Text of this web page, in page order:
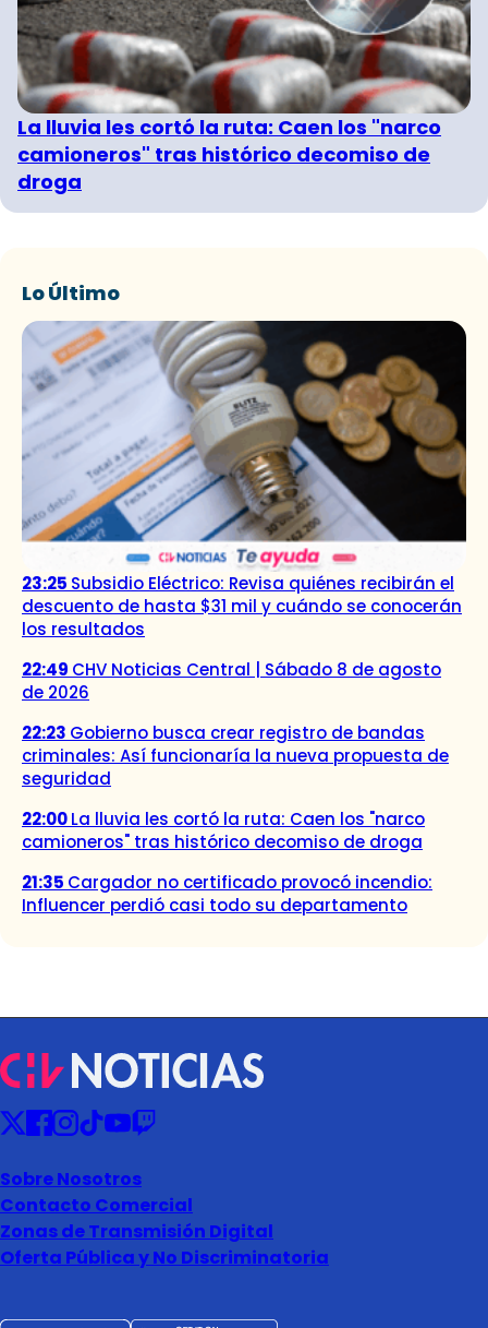
La lluvia les cortó la ruta: Caen los "narco
camioneros" tras histórico decomiso de
droga
Lo Último
23:25 Subsidio Eléctrico: Revisa quiénes recibirán el
descuento de hasta $31 mil y cuándo se conocerán
los resultados
22:49 CHV Noticias Central | Sábado 8 de agosto
de 2026
22:23 Gobierno busca crear registro de bandas
criminales: Así funcionaría la nueva propuesta de
seguridad
22:00La lluvia les cortó la ruta: Caen los "narco
camioneros" tras histórico decomiso de droga
21:35 Cargador no certificado provocó incendio:
Influencer perdió casi todo su departamento
Sobre Nosotros
Contacto Comercial
Zonas de Transmisión Digital
Oferta Pública y No Discriminatoria